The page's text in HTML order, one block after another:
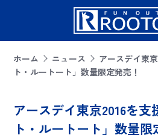
ホーム ニュース
アースデイ東
ト・ルートート」数量限定発売！
アースデイ東京2016を支
ト・ルートート」数量限